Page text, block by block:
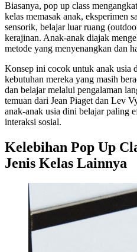
Biasanya, pop up class
kelas memasak anak, eksperimen
sensorik, belajar luar ruang
kerajinan. Anak-anak diajak
metode yang menyenangkan dan
Konsep ini cocok untuk anak usia
kebutuhan mereka yang masih
dan belajar melalui pengalaman
temuan dari Jean Piaget dan Lev
anak-anak usia dini belajar paling
interaksi sosial.
Kelebihan Pop Up
Jenis Kelas Lainnya